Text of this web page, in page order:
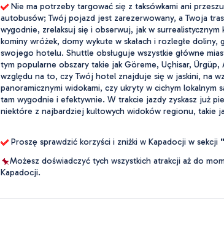
Nie ma potrzeby targować się z taksówkami ani
autobusów; Twój pojazd jest zarezerwowany, a Twoja
wygodnie, zrelaksuj się i obserwuj, jak w surrealistycznym
kominy wróżek, domy wykute w skałach i rozległe
swojego hotelu. Shuttle obsługuje wszystkie główne
tym popularne obszary takie jak Göreme, Uçhisar, Ürgüp,
względu na to, czy Twój hotel znajduje się w jaskini, na
panoramicznymi widokami, czy ukryty w cichym lokalnym
tam wygodnie i efektywnie. W trakcie jazdy zyskasz już
niektóre z najbardziej kultowych widoków regionu, takie
Proszę sprawdzić korzyści i zniżki w Kapadocji w sekcji
Możesz doświadczyć tych wszystkich atrakcji aż do
Kapadocji.